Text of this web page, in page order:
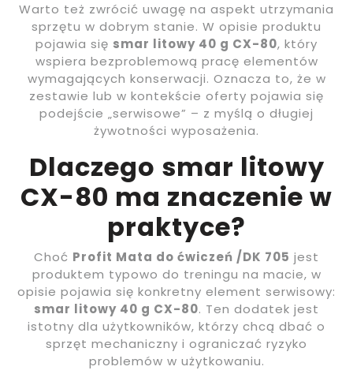
Warto też zwrócić uwagę na aspekt utrzymania
sprzętu w dobrym stanie. W opisie produktu
pojawia się smar litowy 40 g CX-80, który
wspiera bezproblemową pracę elementów
wymagających konserwacji. Oznacza to, że w
zestawie lub w kontekście oferty pojawia się
podejście „serwisowe” – z myślą o długiej
żywotności wyposażenia.
Dlaczego smar litowy
CX-80 ma znaczenie w
praktyce?
Choć Profit Mata do ćwiczeń /DK 705 jest
produktem typowo do treningu na macie, w
opisie pojawia się konkretny element serwisowy:
smar litowy 40 g CX-80. Ten dodatek jest
istotny dla użytkowników, którzy chcą dbać o
sprzęt mechaniczny i ograniczać ryzyko
problemów w użytkowaniu.